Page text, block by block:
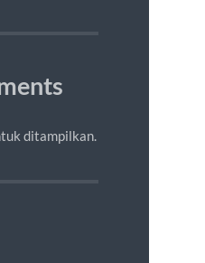
ditampilkan.